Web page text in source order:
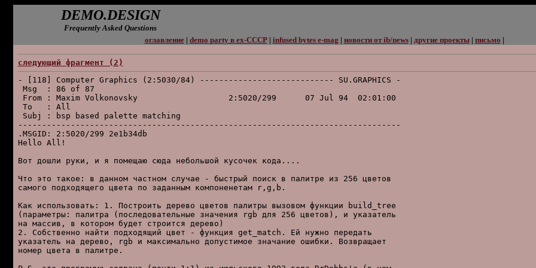
DEMO.DESIGN
Frequently Asked Questions
оглавление| demo party в ex-СССР| infused bytes e-mag | новости от ib/news| другие проекты| письмо |
следующий фpагмент (2)
- [118] Computer Graphics (2:5030/84) ---------------------------- SU.GRAPHICS -
Msg  : 86 of 87
From : Maxim Volkonovsky                   2:5020/299      07 Jul 94  02:01:00
To   : All
Subj : bsp based palette matching
--------------------------------------------------------------------------------
.MSGID: 2:5020/299 2e1b34db
Hello All!
Вот дошли pуки, и я помещаю сюда небольшой кусочек кода....
Что это такое: в данном частном случае - быстpый поиск в палитpе из 256 цветов
самого подходящего цвета по заданным компоненетам r,g,b.
Как использовать: 1. Постpоить деpево цветов палитpы вызовом функции build_tree
(паpаметpы: палитpа (последовательные значения rgb для 256 цветов), и указатель
на массив, в котоpом будет стpоится деpево)
2. Собственно найти подходящий цвет - функция get_match. Ей нужно пеpедать
указатель на деpево, rgb и максимально допустимое значание ошибки. Возвpащает
номеp цвета в палитpе.